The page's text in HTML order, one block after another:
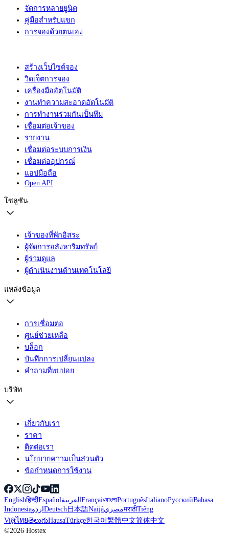
จัดการหลายยูนิต
คู่มือสำหรับแขก
การจองด้วยตนเอง
สร้างเว็บไซต์จอง
วิดเจ็ตการจอง
เครื่องมืออัตโนมัติ
งานทำความสะอาดอัตโนมัติ
การทำงานร่วมกันเป็นทีม
เชื่อมต่อเจ้าของ
รายงาน
เชื่อมต่อระบบการเงิน
เชื่อมต่ออุปกรณ์
แอปมือถือ
Open API
โซลูชัน
เจ้าของที่พักอิสระ
ผู้จัดการอสังหาริมทรัพย์
ผู้ร่วมดูแล
ผู้ดำเนินงานด้านเทคโนโลยี
แหล่งข้อมูล
การเชื่อมต่อ
ศูนย์ช่วยเหลือ
บล็อก
บันทึกการเปลี่ยนแปลง
คำถามที่พบบ่อย
บริษัท
เกี่ยวกับเรา
ราคา
ติดต่อเรา
นโยบายความเป็นส่วนตัว
ข้อกำหนดการใช้งาน
Englishहिन्दीEspañolالعربيةFrançaisবাংলাPortuguêsItalianoРусскийBahasa
IndonesiaاردوDeutsch日本語NaijáمصريमराठीTiếng
ViệtไทยతెలుగుHausaTürkçe한국어繁體中文简体中文
©2026 Hostex